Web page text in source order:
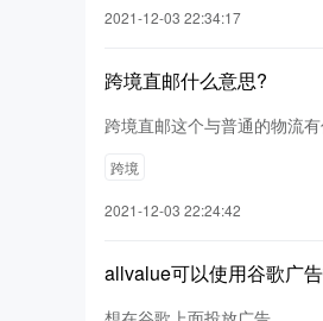
2021-12-03 22:34:17
跨境直邮什么意思?
跨境直邮这个与普通的物流
跨境
2021-12-03 22:24:42
allvalue可以使用谷歌广